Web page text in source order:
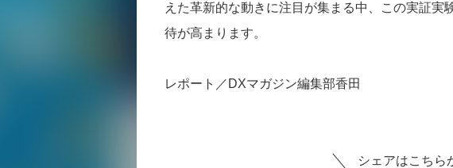
えた革新的な動きに注目が集まる中、この実証実
待が高まります。
レポート／DXマガジン編集部香田
シェアはこちら